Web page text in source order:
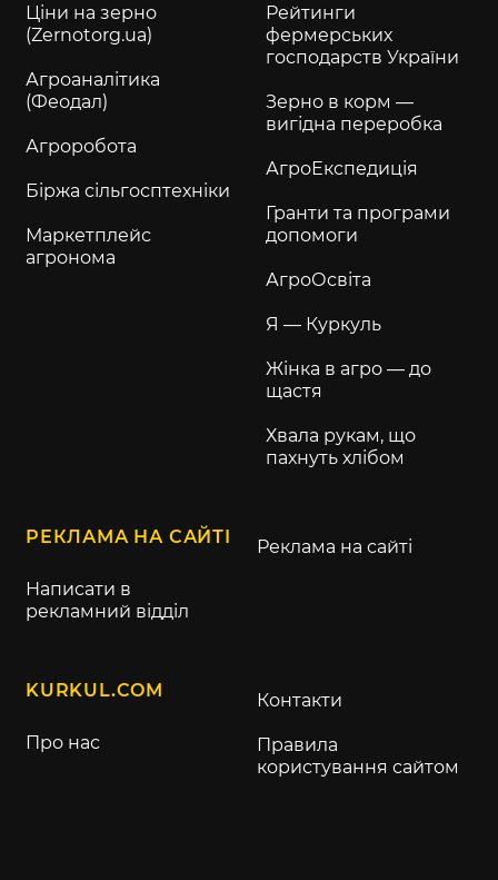
Ціни на зерно
(Zernotorg.ua)
Агроаналітика
(Феодал)
Агроробота
Біржа сільгосптехніки
Маркетплейс
агронома
Рейтинги
фермерських
господарств України
Зерно в корм —
вигідна переробка
АгроЕкспедиція
Гранти та програми
допомоги
АгроОсвіта
Я — Куркуль
Жінка в агро — до
щастя
Хвала рукам, що
пахнуть хлібом
РЕКЛАМА НА САЙТІ
Написати в
рекламний відділ
Реклама на сайті
KURKUL.COM
Про нас
Контакти
Правила
користування сайтом